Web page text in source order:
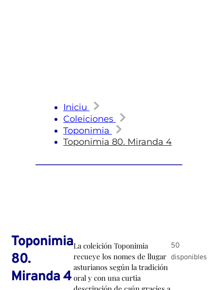
Iniciu
Coleiciones
Toponimia
Toponimia 80. Miranda 4
Toponimia
80.
Miranda 4
La coleición Toponimia
recueye los nomes de llugar
asturianos según la tradición
oral y con una curtia
50
disponibles